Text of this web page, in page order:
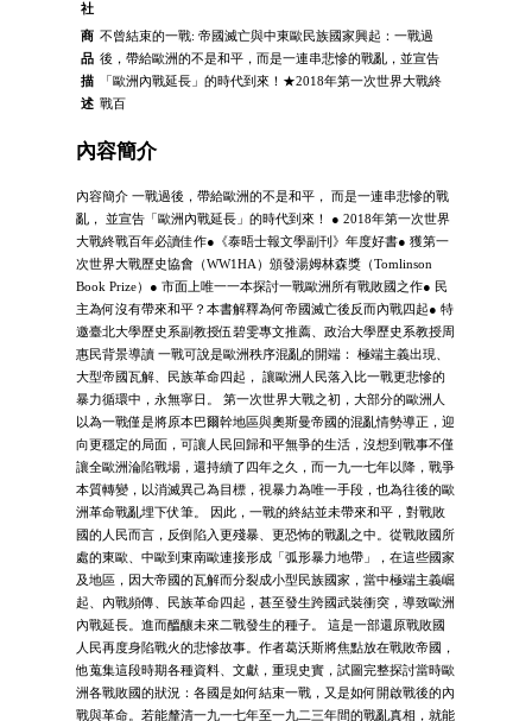
社
商
品
描
述
不曾結束的一戰: 帝國滅亡與中東歐民族國家興起：一戰過
後，帶給歐洲的不是和平，而是一連串悲慘的戰亂，並宣告
「歐洲內戰延長」的時代到來！★2018年第一次世界大戰終
戰百
內容簡介
內容簡介 一戰過後，帶給歐洲的不是和平， 而是一連串悲慘的戰
亂， 並宣告「歐洲內戰延長」的時代到來！ ● 2018年第一次世界
大戰終戰百年必讀佳作●《泰晤士報文學副刊》年度好書● 獲第一
次世界大戰歷史協會（WW1HA）頒發湯姆林森獎（Tomlinson
Book Prize）● 市面上唯一一本探討一戰歐洲所有戰敗國之作● 民
主為何沒有帶來和平？本書解釋為何帝國滅亡後反而內戰四起● 特
邀臺北大學歷史系副教授伍碧雯專文推薦、政治大學歷史系教授周
惠民背景導讀 一戰可說是歐洲秩序混亂的開端： 極端主義出現、
大型帝國瓦解、民族革命四起， 讓歐洲人民落入比一戰更悲慘的
暴力循環中，永無寧日。 第一次世界大戰之初，大部分的歐洲人
以為一戰僅是將原本巴爾幹地區與奧斯曼帝國的混亂情勢導正，迎
向更穩定的局面，可讓人民回歸和平無爭的生活，沒想到戰事不僅
讓全歐洲淪陷戰場，還持續了四年之久，而一九一七年以降，戰爭
本質轉變，以消滅異己為目標，視暴力為唯一手段，也為往後的歐
洲革命戰亂埋下伏筆。 因此，一戰的終結並未帶來和平，對戰敗
國的人民而言，反倒陷入更殘暴、更恐怖的戰亂之中。從戰敗國所
處的東歐、中歐到東南歐連接形成「弧形暴力地帶」，在這些國家
及地區，因大帝國的瓦解而分裂成小型民族國家，當中極端主義崛
起、內戰頻傳、民族革命四起，甚至發生跨國武裝衝突，導致歐洲
內戰延長。進而醞釀未來二戰發生的種子。 這是一部還原戰敗國
人民再度身陷戰火的悲慘故事。作者葛沃斯將焦點放在戰敗帝國，
他蒐集這段時期各種資料、文獻，重現史實，試圖完整探討當時歐
洲各戰敗國的狀況：各國是如何結束一戰，又是如何開啟戰後的內
戰與革命。若能釐清一九一七年至一九二三年間的戰亂真相，就能